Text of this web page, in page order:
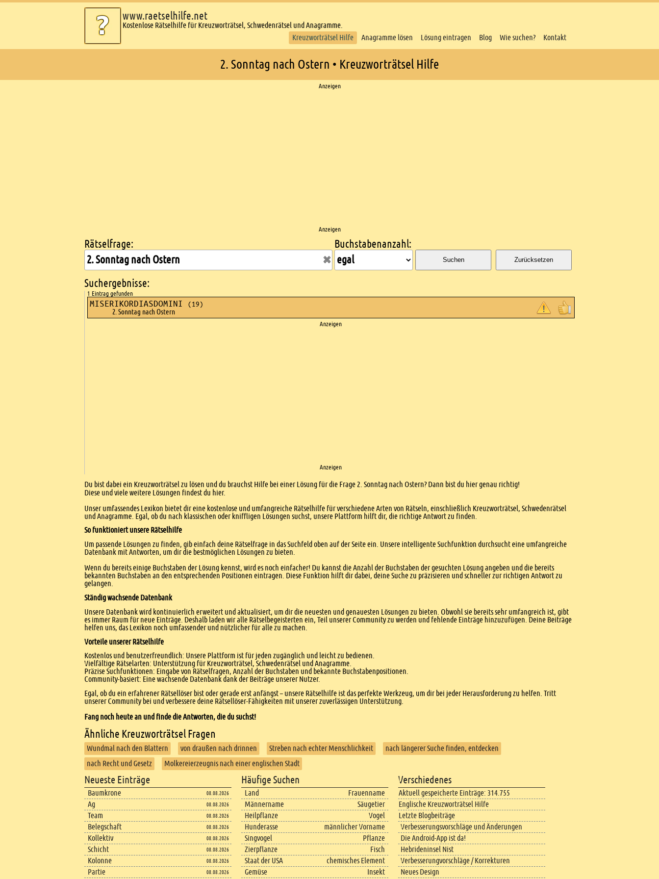
www.raetselhilfe.net
Kostenlose Rätselhilfe für Kreuzworträtsel, Schwedenrätsel und Anagramme.
Kreuzworträtsel Hilfe
Anagramme lösen Lösung eintragen Blog Wie suchen? Kontakt
2. Sonntag nach Ostern • Kreuzworträtsel Hilfe
Anzeigen
Anzeigen
Kreuzworträtsel suchen
Rätselfrage: Buchstabenanzahl:
Suchen Zurücksetzen
Suchergebnisse:
1 Eintrag gefunden
MISERIKORDIASDOMINI (19)
2. Sonntag nach Ostern
Anzeigen
Anzeigen
Einleitung
Du bist dabei ein Kreuzworträtsel zu lösen und du brauchst Hilfe bei einer Lösung für die Frage 2. Sonntag nach Ostern? Dann bist du hier genau richtig!
Diese und viele weitere Lösungen findest du hier.
Unser umfassendes Lexikon bietet dir eine kostenlose und umfangreiche Rätselhilfe für verschiedene Arten von Rätseln, einschließlich Kreuzworträtsel, Schwedenrätsel
und Anagramme. Egal, ob du nach klassischen oder kniffligen Lösungen suchst, unsere Plattform hilft dir, die richtige Antwort zu finden.
So funktioniert unsere Rätselhilfe
Um passende Lösungen zu finden, gib einfach deine Rätselfrage in das Suchfeld oben auf der Seite ein. Unsere intelligente Suchfunktion durchsucht eine umfangreiche
Datenbank mit Antworten, um dir die bestmöglichen Lösungen zu bieten.
Wenn du bereits einige Buchstaben der Lösung kennst, wird es noch einfacher! Du kannst die Anzahl der Buchstaben der gesuchten Lösung angeben und die bereits
bekannten Buchstaben an den entsprechenden Positionen eintragen. Diese Funktion hilft dir dabei, deine Suche zu präzisieren und schneller zur richtigen Antwort zu
gelangen.
Ständig wachsende Datenbank
Unsere Datenbank wird kontinuierlich erweitert und aktualisiert, um dir die neuesten und genauesten Lösungen zu bieten. Obwohl sie bereits sehr umfangreich ist, gibt
es immer Raum für neue Einträge. Deshalb laden wir alle Rätselbegeisterten ein, Teil unserer Community zu werden und fehlende Einträge hinzuzufügen. Deine Beiträge
helfen uns, das Lexikon noch umfassender und nützlicher für alle zu machen.
Vorteile unserer Rätselhilfe
Kostenlos und benutzerfreundlich: Unsere Plattform ist für jeden zugänglich und leicht zu bedienen.
Vielfältige Rätselarten: Unterstützung für Kreuzworträtsel, Schwedenrätsel und Anagramme.
Präzise Suchfunktionen: Eingabe von Rätselfragen, Anzahl der Buchstaben und bekannte Buchstabenpositionen.
Community-basiert: Eine wachsende Datenbank dank der Beiträge unserer Nutzer.
Egal, ob du ein erfahrener Rätsellöser bist oder gerade erst anfängst – unsere Rätselhilfe ist das perfekte Werkzeug, um dir bei jeder Herausforderung zu helfen. Tritt
unserer Community bei und verbessere deine Rätsellöser-Fähigkeiten mit unserer zuverlässigen Unterstützung.
Fang noch heute an und finde die Antworten, die du suchst!
Ähnliche Kreuzworträtsel Fragen
Wundmal nach den Blattern von draußen nach drinnen Streben nach echter Menschlichkeit
nach längerer Suche finden, entdecken
nach Recht und Gesetz
Molkereierzeugnis nach einer englischen Stadt
Footer content
Neueste Einträge
Baumkrone 08.08.2026
Ag 08.08.2026
Team 08.08.2026
Belegschaft 08.08.2026
Kollektiv 08.08.2026
Schicht 08.08.2026
Kolonne 08.08.2026
Partie 08.08.2026
Häufige Suchen
Land
Frauenname
Männername
Säugetier
Heilpflanze
Vogel
Hunderasse
männlicher Vorname
Singvogel
Pflanze
Zierpflanze
Fisch
Staat der USA
chemisches Element
Gemüse
Insekt
Verschiedenes
Aktuell gespeicherte Einträge: 314.755
Englische Kreuzworträtsel Hilfe
Letzte Blogbeiträge
Verbesserungsvorschläge und Änderungen
Die Android-App ist da!
Hebrideninsel Nist
Verbesserungvorschläge / Korrekturen
Neues Design